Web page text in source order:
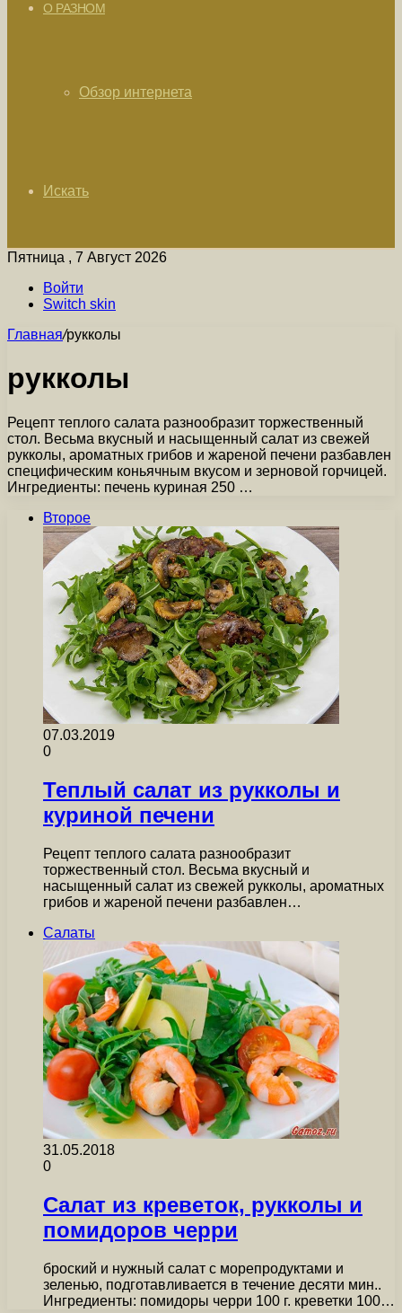
О РАЗНОМ
Обзор интернета
Искать
Пятница , 7 Август 2026
Войти
Switch skin
Главная/рукколы
рукколы
Рецепт теплого салата разнообразит торжественный
стол. Весьма вкусный и насыщенный салат из свежей
рукколы, ароматных грибов и жареной печени разбавлен
специфическим коньячным вкусом и зерновой горчицей.
Ингредиенты: печень куриная 250 …
Второе
07.03.2019
0
Теплый салат из рукколы и
куриной печени
Рецепт теплого салата разнообразит
торжественный стол. Весьма вкусный и
насыщенный салат из свежей рукколы, ароматных
грибов и жареной печени разбавлен…
Салаты
31.05.2018
0
Салат из креветок, рукколы и
помидоров черри
броский и нужный салат с морепродуктами и
зеленью, подготавливается в течение десяти мин..
Ингредиенты: помидоры черри 100 г. креветки 100…